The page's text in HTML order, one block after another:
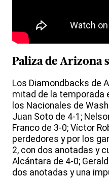
Paliza de Arizona
Los Diamondbacks de
mitad de la temporada
los Nacionales de
Juan Soto de 4-1;
Franco de 3-0; Víctor
perdedores y por los
2, con dos anotadas y
Alcántara de 4-0;
dos anotadas y una